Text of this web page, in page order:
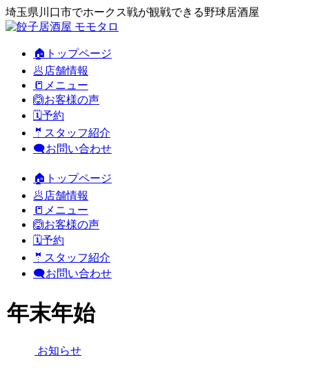
埼玉県川口市でホークス戦が観戦できる野球居酒屋
🏠トップページ
🥟店舗情報
📒メニュー
🙆お客様の声
🗓️予約
🤵スタッフ紹介
🗨️お問い合わせ
🏠トップページ
🥟店舗情報
📒メニュー
🙆お客様の声
🗓️予約
🤵スタッフ紹介
🗨️お問い合わせ
年末年始
お知らせ